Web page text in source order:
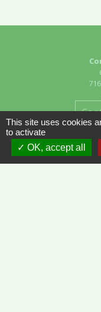
This site uses cookies
to activate
OK, accept all